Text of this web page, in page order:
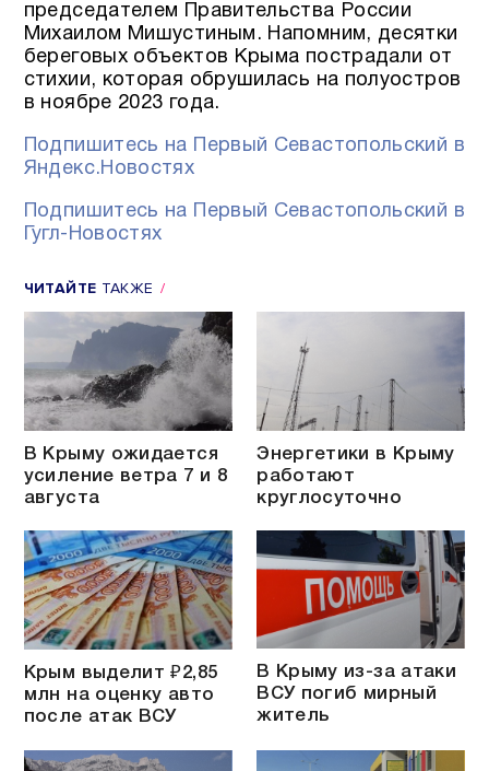
председателем Правительства России
Михаилом Мишустиным. Напомним, десятки
береговых объектов Крыма пострадали от
стихии, которая обрушилась на полуостров
в ноябре 2023 года.
Подпишитесь на Первый Севастопольский в
Яндекс.Новостях
Подпишитесь на Первый Севастопольский в
Гугл-Новостях
ЧИТАЙТЕ ТАКЖЕ
В Крыму ожидается
усиление ветра 7 и 8
августа
Энергетики в Крыму
работают
круглосуточно
Крым выделит ₽2,85
млн на оценку авто
после атак ВСУ
В Крыму из-за атаки
ВСУ погиб мирный
житель